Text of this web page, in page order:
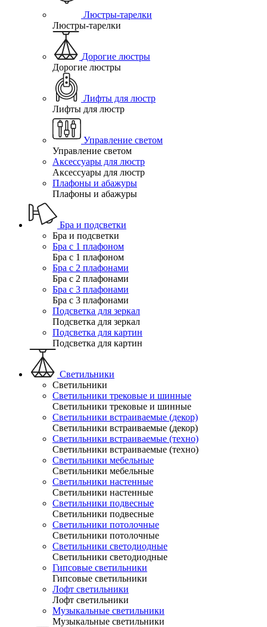
Люстры-тарелки
Люстры-тарелки
Дорогие люстры
Дорогие люстры
Лифты для люстр
Лифты для люстр
Управление светом
Управление светом
Аксессуары для люстр
Аксессуары для люстр
Плафоны и абажуры
Плафоны и абажуры
Бра и подсветки
Бра и подсветки
Бра с 1 плафоном
Бра с 1 плафоном
Бра с 2 плафонами
Бра с 2 плафонами
Бра с 3 плафонами
Бра с 3 плафонами
Подсветка для зеркал
Подсветка для зеркал
Подсветка для картин
Подсветка для картин
Светильники
Светильники
Светильники трековые и шинные
Светильники трековые и шинные
Светильники встраиваемые (декор)
Светильники встраиваемые (декор)
Светильники встраиваемые (техно)
Светильники встраиваемые (техно)
Светильники мебельные
Светильники мебельные
Светильники настенные
Светильники настенные
Светильники подвесные
Светильники подвесные
Светильники потолочные
Светильники потолочные
Светильники светодиодные
Светильники светодиодные
Гипсовые светильники
Гипсовые светильники
Лофт светильники
Лофт светильники
Музыкальные светильники
Музыкальные светильники